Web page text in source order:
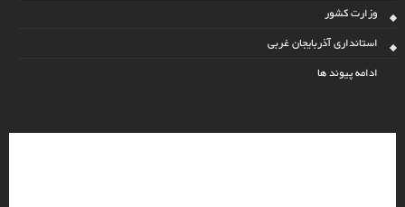
وزارت کشور
استانداری آذربایجان غربی
ادامه پیوند ها